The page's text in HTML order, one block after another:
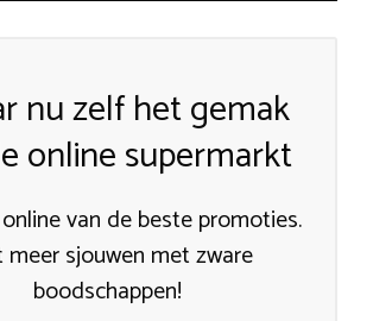
nu zelf het gemak
online supermarkt
van de beste promoties.
meer sjouwen met zware
boodschappen!